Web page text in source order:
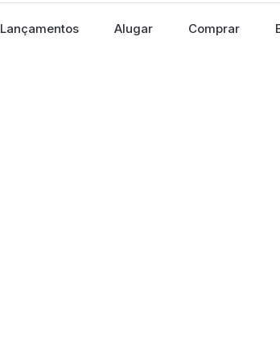
Lançamentos Alugar Comprar